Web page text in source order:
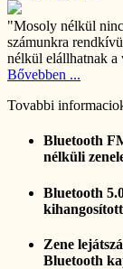
"Mosoly nélkül
számunkra
nélkül elállhatnak a
Bővebben ...
Tovabbi
Bluetooth
nélküli
Bluetooth
Zene
Bluetooth